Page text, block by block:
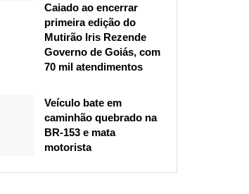
Caiado ao encerrar
primeira edição do
Mutirão Iris Rezende
Governo de Goiás, com
70 mil atendimentos
Veículo bate em
caminhão quebrado na
BR-153 e mata
motorista